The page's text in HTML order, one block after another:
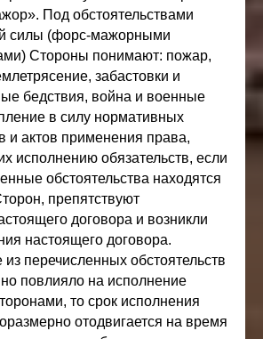
Под обстоятельствами
силы (форс-мажорными
Стороны понимают: пожар,
забастовки и
бедствия, война и военные
в силу нормативных
и актов применения права,
исполнению обязательств, если
обстоятельства находятся
препятствуют
договора и возникли
настоящего договора.
перечисленных обстоятельств
повлияло на исполнение
то срок исполнения
отодвигается на время